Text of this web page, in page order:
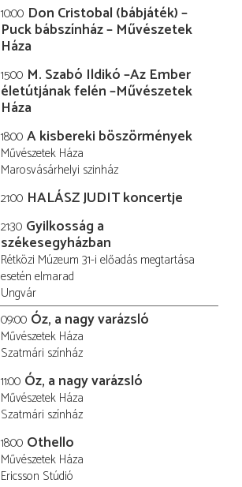
10:00 Don Cristobal (bábjáték) –
Puck bábszínház – Művészetek
Háza
15:00 M. Szabó Ildikó –Az Ember
életútjának felén –Művészetek
Háza
18:00 A kisbereki böszörmények
Művészetek Háza
Marosvásárhelyi szinház
21:00 HALÁSZ JUDIT koncertje
21:30 Gyilkosság a
székesegyházban
Rétközi Múzeum 31-i előadás megtartása
esetén elmarad
Ungvár
09:00 Óz, a nagy varázsló
Művészetek Háza
Szatmári színház
11:00 Óz, a nagy varázsló
Művészetek Háza
Szatmári színház
18:00 Othello
Művészetek Háza
Ericsson Stúdió